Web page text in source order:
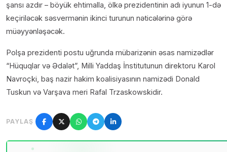
şansı azdır – böyük ehtimalla, ölkə prezidentinin adı iyunun 1-də
keçiriləcək səsvermənin ikinci turunun nəticələrinə görə
müəyyənləşəcək.
Polşa prezidenti postu uğrunda mübarizənin əsas namizədlər
“Hüquqlar və Ədalət”, Milli Yaddaş İnstitutunun direktoru Karol
Navroçki, baş nazir hakim koalisiyasının namizədi Donald
Tuskun və Varşava meri Rafal Trzaskowskidir.
PAYLAŞ